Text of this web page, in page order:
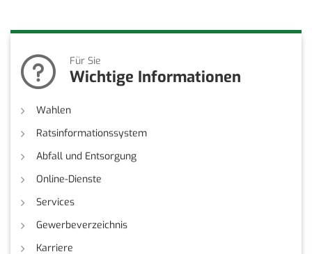
Für Sie
Wichtige Informationen
Wahlen
Ratsinformationssystem
Abfall und Entsorgung
Online-Dienste
Services
Gewerbeverzeichnis
Karriere